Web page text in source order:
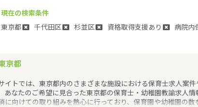
現在の検索条件
東京都
千代田区 杉並区 資格取得支援あり 病院内
京都
イトでは、東京都内のさまざまな施設における保育士求人案
あなたのご希望に見合った東京都の保育士・幼稚園教諭求人
に向けての取り組みを熱心に行っており、保育園や幼稚園の